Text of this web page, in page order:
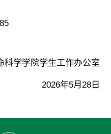
科学学院学生工作办公室
2026年5月28日